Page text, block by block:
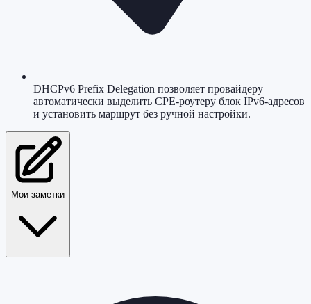
DHCPv6 Prefix Delegation позволяет провайдеру
автоматически выделить CPE-роутеру блок IPv6-адресов
и установить маршрут без ручной настройки.
Мои заметки